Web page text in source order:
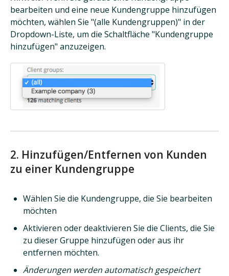
bearbeiten und eine neue Kundengruppe hinzufügen
möchten, wählen Sie "(alle Kundengruppen)" in der
Dropdown-Liste, um die Schaltfläche "Kundengruppe
hinzufügen" anzuzeigen.
2. Hinzufügen/Entfernen von Kunden
zu einer Kundengruppe
Wählen Sie die Kundengruppe, die Sie bearbeiten
möchten
Aktivieren oder deaktivieren Sie die Clients, die Sie
zu dieser Gruppe hinzufügen oder aus ihr
entfernen möchten.
Änderungen werden automatisch gespeichert